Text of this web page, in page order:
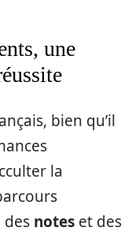
une
bien qu’il
la
des notes et des